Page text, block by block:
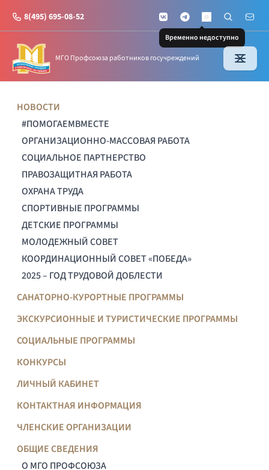
8(495) 695-08-52 VKontakteTelegramMAX
Временно недоступно
Поиск по
Почта
МГО Профсоюза работников госучреждений
НОВОСТИ
#ПОМОГАЕМВМЕСТЕ
ОРГАНИЗАЦИОННО-МАССОВАЯ РАБОТА
СОЦИАЛЬНОЕ ПАРТНЕРСТВО
ПРАВОЗАЩИТНАЯ РАБОТА
ОХРАНА ТРУДА
СПОРТИВНЫЕ ПРОГРАММЫ
ДЕТСКИЕ ПРОГРАММЫ
МОЛОДЕЖНЫЙ СОВЕТ
КООРДИНАЦИОННЫЙ СОВЕТ «ПОБЕДА»
2025 – ГОД ТРУДОВОЙ ДОБЛЕСТИ
САНАТОРНО-КУРОРТНЫЕ ПРОГРАММЫ
ЭКСКУРСИОННЫЕ И ТУРИСТИЧЕСКИЕ ПРОГРАММЫ
СОЦИАЛЬНЫЕ ПРОГРАММЫ
КОНКУРСЫ
ЛИЧНЫЙ КАБИНЕТ
КОНТАКТНАЯ ИНФОРМАЦИЯ
ЧЛЕНСКИЕ ОРГАНИЗАЦИИ
ОБЩИЕ СВЕДЕНИЯ
О МГО ПРОФСОЮЗА